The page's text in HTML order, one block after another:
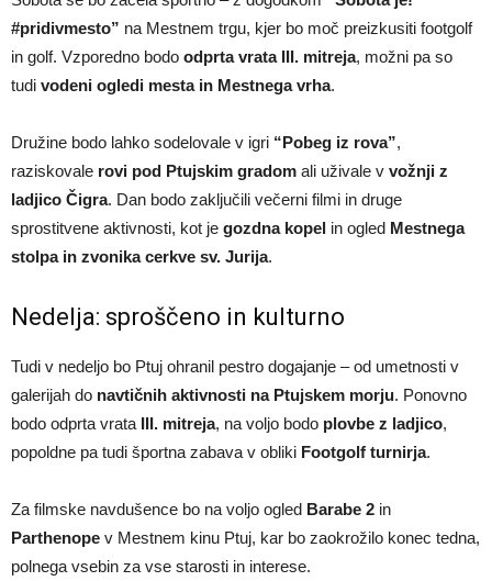
#pridivmesto” na Mestnem trgu, kjer bo moč preizkusiti footgolf
in golf. Vzporedno bodo odprta vrata III. mitreja, možni pa so
tudi vodeni ogledi mesta in Mestnega vrha.
Družine bodo lahko sodelovale v igri “Pobeg iz rova”,
raziskovale rovi pod Ptujskim gradom ali uživale v vožnji z
ladjico Čigra. Dan bodo zaključili večerni filmi in druge
sprostitvene aktivnosti, kot je gozdna kopel in ogled Mestnega
stolpa in zvonika cerkve sv. Jurija.
Nedelja: sproščeno in kulturno
Tudi v nedeljo bo Ptuj ohranil pestro dogajanje – od umetnosti v
galerijah do navtičnih aktivnosti na Ptujskem morju. Ponovno
bodo odprta vrata III. mitreja, na voljo bodo plovbe z ladjico,
popoldne pa tudi športna zabava v obliki Footgolf turnirja.
Za filmske navdušence bo na voljo ogled Barabe 2 in
Parthenope v Mestnem kinu Ptuj, kar bo zaokrožilo konec tedna,
polnega vsebin za vse starosti in interese.